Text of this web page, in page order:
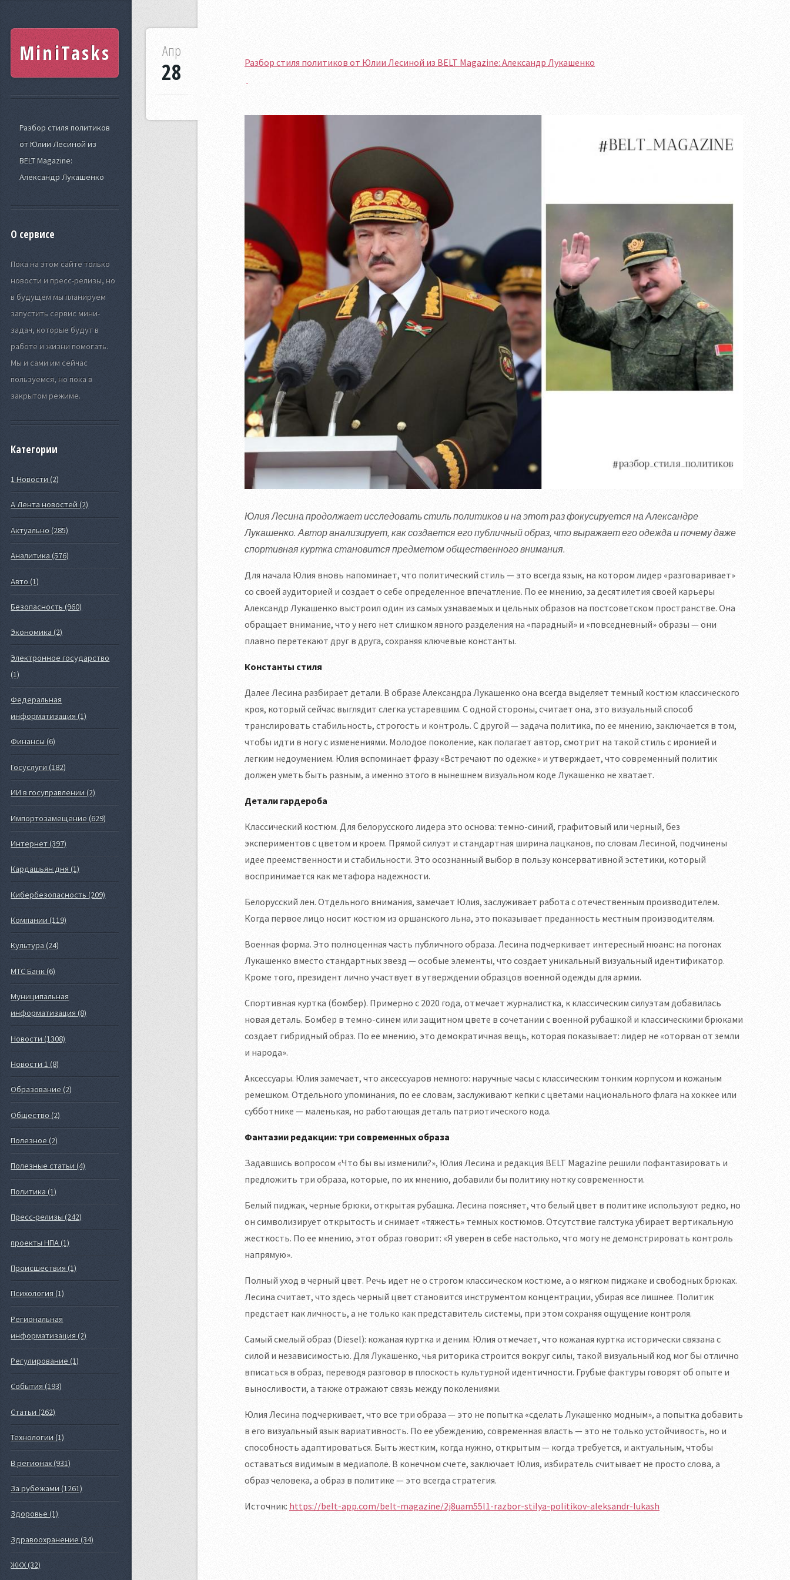
MiniTasks
Разбор стиля политиков
от Юлии Лесиной из
BELT Magazine:
Александр Лукашенко
О сервисе
Пока на этом сайте только
новости и пресс-релизы, но
в будущем мы планируем
запустить сервис мини-
задач, которые будут в
работе и жизни помогать.
Мы и сами им сейчас
пользуемся, но пока в
закрытом режиме.
Категории
1 Новости (2)
А Лента новостей (2)
Актуально (285)
Аналитика (576)
Авто (1)
Безопасность (960)
Экономика (2)
Электронное государство
(1)
Федеральная
информатизация (1)
Финансы (6)
Госуслуги (182)
ИИ в госуправлении (2)
Импортозамещение (629)
Интернет (397)
Кардашьян дня (1)
Кибербезопасность (209)
Компании (119)
Культура (24)
МТС Банк (6)
Муниципальная
информатизация (8)
Новости (1308)
Новости 1 (8)
Образование (2)
Общество (2)
Полезное (2)
Полезные статьи (4)
Политика (1)
Пресс-релизы (242)
проекты НПА (1)
Происшествия (1)
Психология (1)
Региональная
информатизация (2)
Регулирование (1)
События (193)
Статьи (262)
Технологии (1)
В регионах (931)
За рубежами (1261)
Здоровье (1)
Здравоохранение (34)
ЖКХ (32)
Разбор стиля политиков от Юлии Лесиной из BELT Magazine: Александр Лукашенко
Апр
28
Юлия Лесина продолжает исследовать стиль политиков и на этот раз фокусируется на Александре
Лукашенко. Автор анализирует, как создается его публичный образ, что выражает его одежда и почему даже
спортивная куртка становится предметом общественного внимания.
Для начала Юлия вновь напоминает, что политический стиль — это всегда язык, на котором лидер «разговаривает»
со своей аудиторией и создает о себе определенное впечатление. По ее мнению, за десятилетия своей карьеры
Александр Лукашенко выстроил один из самых узнаваемых и цельных образов на постсоветском пространстве. Она
обращает внимание, что у него нет слишком явного разделения на «парадный» и «повседневный» образы — они
плавно перетекают друг в друга, сохраняя ключевые константы.
Константы стиля
Далее Лесина разбирает детали. В образе Александра Лукашенко она всегда выделяет темный костюм классического
кроя, который сейчас выглядит слегка устаревшим. С одной стороны, считает она, это визуальный способ
транслировать стабильность, строгость и контроль. С другой — задача политика, по ее мнению, заключается в том,
чтобы идти в ногу с изменениями. Молодое поколение, как полагает автор, смотрит на такой стиль с иронией и
легким недоумением. Юлия вспоминает фразу «Встречают по одежке» и утверждает, что современный политик
должен уметь быть разным, а именно этого в нынешнем визуальном коде Лукашенко не хватает.
Детали гардероба
Классический костюм. Для белорусского лидера это основа: темно-синий, графитовый или черный, без
экспериментов с цветом и кроем. Прямой силуэт и стандартная ширина лацканов, по словам Лесиной, подчинены
идее преемственности и стабильности. Это осознанный выбор в пользу консервативной эстетики, который
воспринимается как метафора надежности.
Белорусский лен. Отдельного внимания, замечает Юлия, заслуживает работа с отечественным производителем.
Когда первое лицо носит костюм из оршанского льна, это показывает преданность местным производителям.
Военная форма. Это полноценная часть публичного образа. Лесина подчеркивает интересный нюанс: на погонах
Лукашенко вместо стандартных звезд — особые элементы, что создает уникальный визуальный идентификатор.
Кроме того, президент лично участвует в утверждении образцов военной одежды для армии.
Спортивная куртка (бомбер). Примерно с 2020 года, отмечает журналистка, к классическим силуэтам добавилась
новая деталь. Бомбер в темно-синем или защитном цвете в сочетании с военной рубашкой и классическими брюками
создает гибридный образ. По ее мнению, это демократичная вещь, которая показывает: лидер не «оторван от земли
и народа».
Аксессуары. Юлия замечает, что аксессуаров немного: наручные часы с классическим тонким корпусом и кожаным
ремешком. Отдельного упоминания, по ее словам, заслуживают кепки с цветами национального флага на хоккее или
субботнике — маленькая, но работающая деталь патриотического кода.
Фантазии редакции: три современных образа
Задавшись вопросом «Что бы вы изменили?», Юлия Лесина и редакция BELT Magazine решили пофантазировать и
предложить три образа, которые, по их мнению, добавили бы политику нотку современности.
Белый пиджак, черные брюки, открытая рубашка. Лесина поясняет, что белый цвет в политике используют редко, но
он символизирует открытость и снимает «тяжесть» темных костюмов. Отсутствие галстука убирает вертикальную
жесткость. По ее мнению, этот образ говорит: «Я уверен в себе настолько, что могу не демонстрировать контроль
напрямую».
Полный уход в черный цвет. Речь идет не о строгом классическом костюме, а о мягком пиджаке и свободных брюках.
Лесина считает, что здесь черный цвет становится инструментом концентрации, убирая все лишнее. Политик
предстает как личность, а не только как представитель системы, при этом сохраняя ощущение контроля.
Самый смелый образ (Diesel): кожаная куртка и деним. Юлия отмечает, что кожаная куртка исторически связана с
силой и независимостью. Для Лукашенко, чья риторика строится вокруг силы, такой визуальный код мог бы отлично
вписаться в образ, переводя разговор в плоскость культурной идентичности. Грубые фактуры говорят об опыте и
выносливости, а также отражают связь между поколениями.
Юлия Лесина подчеркивает, что все три образа — это не попытка «сделать Лукашенко модным», а попытка добавить
в его визуальный язык вариативность. По ее убеждению, современная власть — это не только устойчивость, но и
способность адаптироваться. Быть жестким, когда нужно, открытым — когда требуется, и актуальным, чтобы
оставаться видимым в медиаполе. В конечном счете, заключает Юлия, избиратель считывает не просто слова, а
образ человека, а образ в политике — это всегда стратегия.
Источник: https://belt-app.com/belt-magazine/2j8uam55l1-razbor-stilya-politikov-aleksandr-lukash